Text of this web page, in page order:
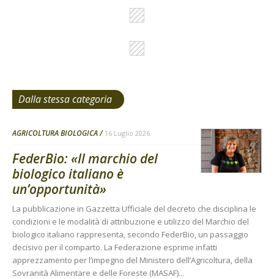
Dalla stessa categoria
AGRICOLTURA BIOLOGICA 16 Luglio 2026
FederBio: «Il marchio del
biologico italiano è
un’opportunità»
La pubblicazione in Gazzetta Ufficiale del decreto che disciplina le
condizioni e le modalità di attribuzione e utilizzo del Marchio del
biologico italiano rappresenta, secondo FederBio, un passaggio
decisivo per il comparto. La Federazione esprime infatti
apprezzamento per l’impegno del Ministero dell’Agricoltura, della
Sovranità Alimentare e delle Foreste (MASAF)...